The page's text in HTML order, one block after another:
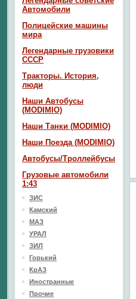
Автомобили
Полицейские машины
мира
Легендарные грузовики
СССР
Тракторы. История,
люди
Наши Автобусы
(MODIMIO)
Наши Танки (MODIMIO)
Наши Поезда (MODIMIO)
Автобусы/Троллейбусы
Грузовые автомобили
1:43
ЗИС
Камский
МАЗ
УРАЛ
ЗИЛ
Горький
КрАЗ
Иностранные
Прочие